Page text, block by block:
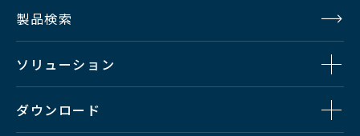
レンズ色収差補正 装備
フォーカスアシスト 装備
製品検索
ソリューション
ダウンロード